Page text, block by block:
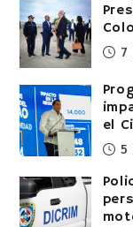
7
el
5